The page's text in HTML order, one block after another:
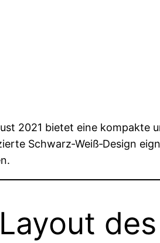
2021 bietet eine
Schwarz‑Weiß‑Design